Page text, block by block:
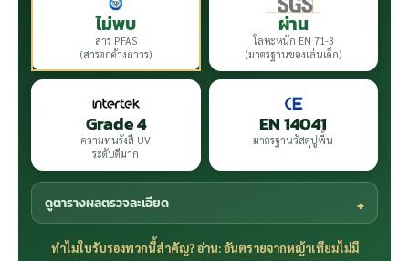
ไม่พบ
สาร PFAS
(สารตกค้างถาวร)
ผ่าน
โลหะหนัก EN 71-3
(มาตรฐานของเล่นเด็ก)
Grade 4
ความทนรังสี UV
ระดับดีมาก
EN 14041
มาตรฐานวัสดุปูพื้น
ดูตารางผลตรวจละเอียด
ทำไมใบรับรองพวกนี้สำคัญ? อ่าน: อันตรายจากหญ้าเทียมไม่มี